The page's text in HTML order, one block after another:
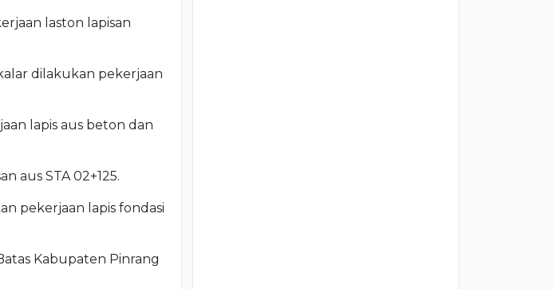
laston lapisan
dilakukan pekerjaan
lapis aus beton dan
aus STA 02+125.
pekerjaan lapis fondasi
Kabupaten Pinrang